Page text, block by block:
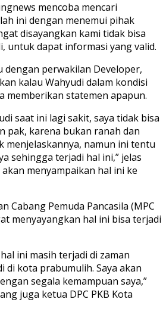
mencoba mencari
ini dengan menemui pihak
disayangkan kami tidak bisa
untuk dapat informasi yang valid.
dengan perwakilan Developer,
kalau Wahyudi dalam kondisi
memberikan statemen apapun.
saat ini lagi sakit, saya tidak bisa
pak, karena bukan ranah dan
menjelaskannya, namun ini tentu
sehingga terjadi hal ini,” jelas
menyampaikan hal ini ke
Cabang Pemuda Pancasila (MPC
menyayangkan hal ini bisa terjadi
ini masih terjadi di zaman
di kota prabumulih. Saya akan
segala kemampuan saya,”
juga ketua DPC PKB Kota